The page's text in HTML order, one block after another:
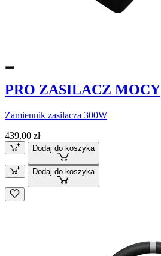
PRO ZASILACZ MOCY
Zamiennik zasilacza 300W
439,00 zł
Dodaj do koszyka
Dodaj do koszyka